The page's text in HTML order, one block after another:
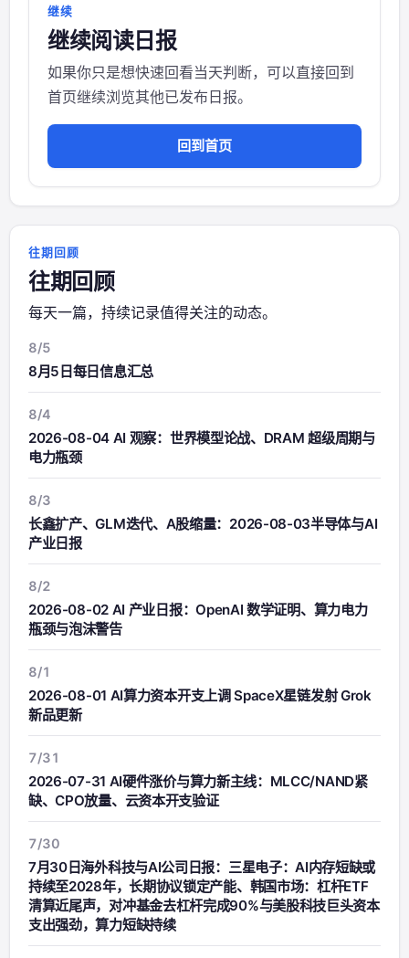
相关事件最新进展：根据搜索依据，该交易的具体标的
为My...
继续
继续阅读日报
如果你只是想快速回看当天判断，可以直接回到
首页继续浏览其他已发布日报。
回到首页
往期回顾
往期回顾
每天一篇，持续记录值得关注的动态。
8/5
8月5日每日信息汇总
8/4
2026-08-04 AI 观察：世界模型论战、DRAM 超级周期与
电力瓶颈
8/3
长鑫扩产、GLM迭代、A股缩量：2026-08-03半导体与AI
产业日报
8/2
2026-08-02 AI 产业日报：OpenAI 数学证明、算力电力
瓶颈与泡沫警告
8/1
2026-08-01 AI算力资本开支上调 SpaceX星链发射 Grok
新品更新
7/31
2026-07-31 AI硬件涨价与算力新主线：MLCC/NAND紧
缺、CPO放量、云资本开支验证
7/30
7月30日海外科技与AI公司日报：三星电子：AI内存短缺或
持续至2028年，长期协议锁定产能、韩国市场：杠杆ETF
清算近尾声，对冲基金去杠杆完成90%与美股科技巨头资本
支出强劲，算力短缺持续